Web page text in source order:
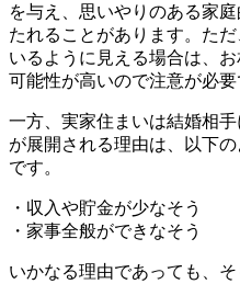
を与え、思いやりのある家
たれることがあります。た
いるように見える場合は、
可能性が高いので注意が必要
一方、実家住まいは結婚相
が展開される理由は、以下
です。
・収入や貯金が少なそう
・家事全般ができなそう
いかなる理由であっても、